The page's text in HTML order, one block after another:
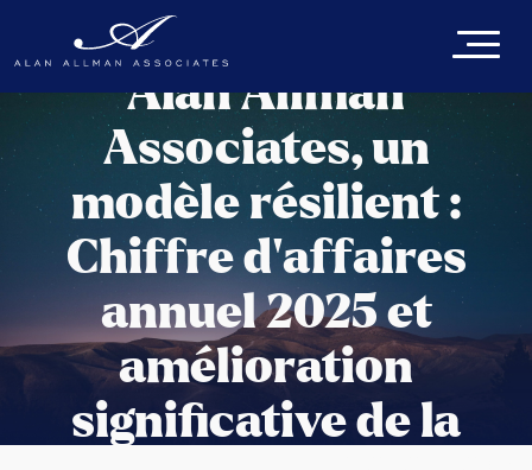
Alan Allman
Associates, un
modèle résilient :
Chiffre d’affaires
annuel 2025 et
amélioration
significative de la